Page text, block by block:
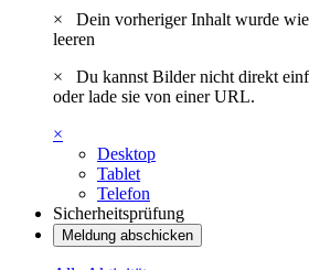
×
Dein vorheriger Inhalt wurde
leeren
×
Du kannst Bilder nicht direkt
oder lade sie von einer URL.
×
Desktop
Tablet
Telefon
Sicherheitsprüfung
Meldung abschicken